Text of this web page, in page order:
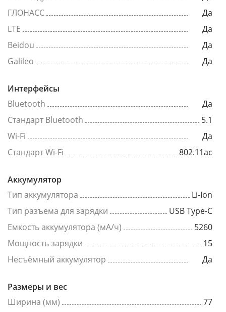
ГЛОНАСС
Да
LTE
Да
Beidou
Да
Galileo
Да
Интерфейсы
Bluetooth
Да
Стандарт Bluetooth
5.1
Wi-Fi
Да
Стандарт Wi-Fi
802.11ac
Аккумулятор
Тип аккумулятора
Li-Ion
Тип разъема для зарядки
USB Type-C
Емкость аккумулятора (мА/ч)
5260
Мощность зарядки
15
Несъёмный аккумулятор
Да
Размеры и вес
Ширина (мм)
77